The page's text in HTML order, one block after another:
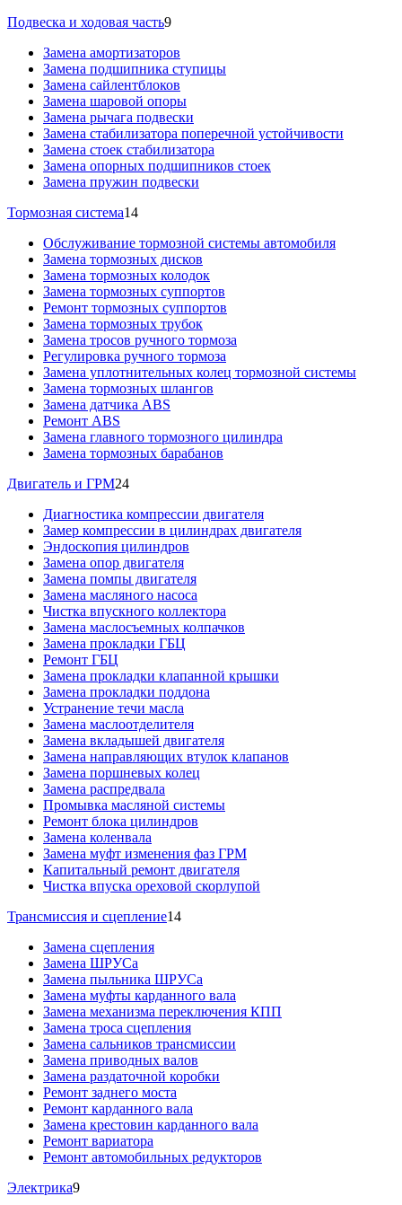
Подвеска и ходовая часть9
Замена амортизаторов
Замена подшипника ступицы
Замена сайлентблоков
Замена шаровой опоры
Замена рычага подвески
Замена стабилизатора поперечной устойчивости
Замена стоек стабилизатора
Замена опорных подшипников стоек
Замена пружин подвески
Тормозная система14
Обслуживание тормозной системы автомобиля
Замена тормозных дисков
Замена тормозных колодок
Замена тормозных суппортов
Ремонт тормозных суппортов
Замена тормозных трубок
Замена тросов ручного тормоза
Регулировка ручного тормоза
Замена уплотнительных колец тормозной системы
Замена тормозных шлангов
Замена датчика ABS
Ремонт ABS
Замена главного тормозного цилиндра
Замена тормозных барабанов
Двигатель и ГРМ24
Диагностика компрессии двигателя
Замер компрессии в цилиндрах двигателя
Эндоскопия цилиндров
Замена опор двигателя
Замена помпы двигателя
Замена масляного насоса
Чистка впускного коллектора
Замена маслосъемных колпачков
Замена прокладки ГБЦ
Ремонт ГБЦ
Замена прокладки клапанной крышки
Замена прокладки поддона
Устранение течи масла
Замена маслоотделителя
Замена вкладышей двигателя
Замена направляющих втулок клапанов
Замена поршневых колец
Замена распредвала
Промывка масляной системы
Ремонт блока цилиндров
Замена коленвала
Замена муфт изменения фаз ГРМ
Капитальный ремонт двигателя
Чистка впуска ореховой скорлупой
Трансмиссия и сцепление14
Замена сцепления
Замена ШРУСа
Замена пыльника ШРУСа
Замена муфты карданного вала
Замена механизма переключения КПП
Замена троса сцепления
Замена сальников трансмиссии
Замена приводных валов
Замена раздаточной коробки
Ремонт заднего моста
Ремонт карданного вала
Замена крестовин карданного вала
Ремонт вариатора
Ремонт автомобильных редукторов
Электрика9